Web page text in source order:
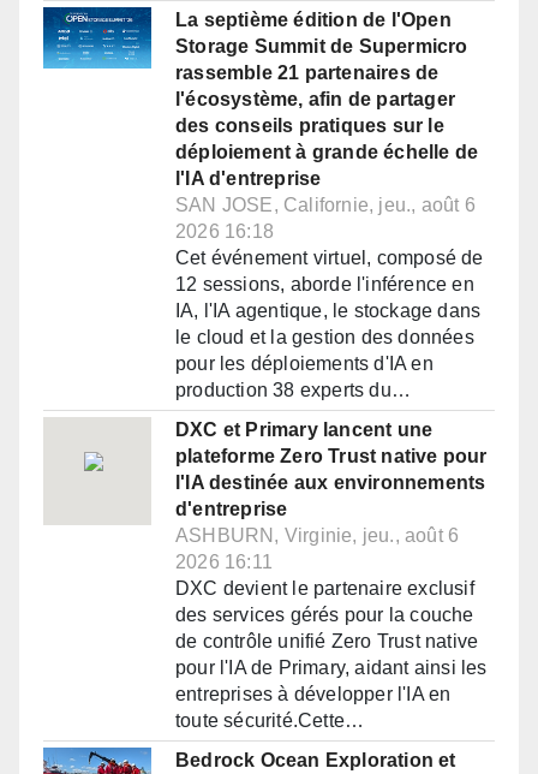
La septième édition de l'Open
Storage Summit de Supermicro
rassemble 21 partenaires de
l'écosystème, afin de partager
des conseils pratiques sur le
déploiement à grande échelle de
l'IA d'entreprise
SAN JOSE, Californie, jeu., août 6
2026 16:18
Cet événement virtuel, composé de
12 sessions, aborde l'inférence en
IA, l'IA agentique, le stockage dans
le cloud et la gestion des données
pour les déploiements d'IA en
production 38 experts du…
DXC et Primary lancent une
plateforme Zero Trust native pour
l'IA destinée aux environnements
d'entreprise
ASHBURN, Virginie, jeu., août 6
2026 16:11
DXC devient le partenaire exclusif
des services gérés pour la couche
de contrôle unifié Zero Trust native
pour l'IA de Primary, aidant ainsi les
entreprises à développer l'IA en
toute sécurité.Cette…
Bedrock Ocean Exploration et